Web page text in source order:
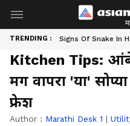
TRENDING : Signs Of Snake In
Kitchen Tips:
मग वापरा 'या'
फ्रेश
Author : Marathi Desk 1 |